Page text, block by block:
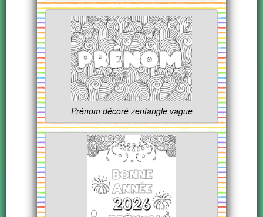
Prénom décoré zentangle vague